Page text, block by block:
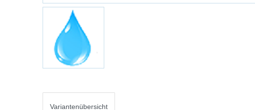
Variantenübersicht